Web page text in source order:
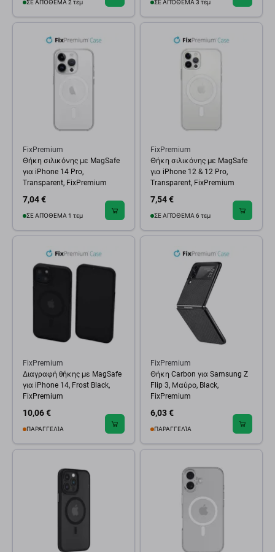
ΣΕ ΑΠΌΘΕΜΑ 2 τεμ ΣΕ ΑΠΌΘΕΜΑ 3 τεμ
FixPremium
Θήκη σιλικόνης με MagSafe
για iPhone 14 Pro,
Transparent, FixPremium
7,04 €
ΣΕ ΑΠΌΘΕΜΑ 1 τεμ
FixPremium
Θήκη σιλικόνης με MagSafe
για iPhone 12 & 12 Pro,
Transparent, FixPremium
7,54 €
ΣΕ ΑΠΌΘΕΜΑ 6 τεμ
FixPremium
Διαγραφή θήκης με MagSafe
για iPhone 14, Frost Black,
FixPremium
10,06 €
ΠΑΡΑΓΓΕΛΊΑ
FixPremium
Θήκη Carbon για Samsung Z
Flip 3, Μαύρο, Black,
FixPremium
6,03 €
ΠΑΡΑΓΓΕΛΊΑ